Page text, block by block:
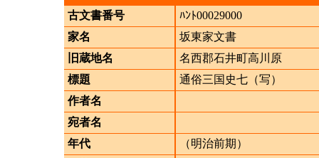
古文書番号
ﾊﾝﾄ00029000
家名
坂東家文書
旧蔵地名
名西郡石井町高川原
標題
通俗三国史七（写）
作者名
宛者名
年代
（明治前期）